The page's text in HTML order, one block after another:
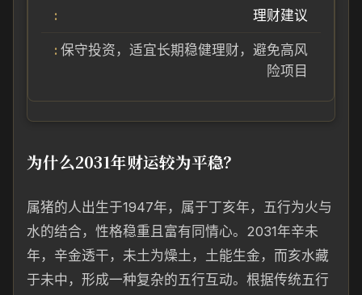
理财建议
保守投资，适宜长期稳健理财，避免高风
险项目
为什么2031年财运较为平稳？
属猪的人出生于1947年，属于丁亥年，五行为火与
水的结合，性格稳重且富有同情心。2031年辛未
年，辛金透干，未土为燥土，土能生金，而亥水藏
于未中，形成一种复杂的五行互动。根据传统五行